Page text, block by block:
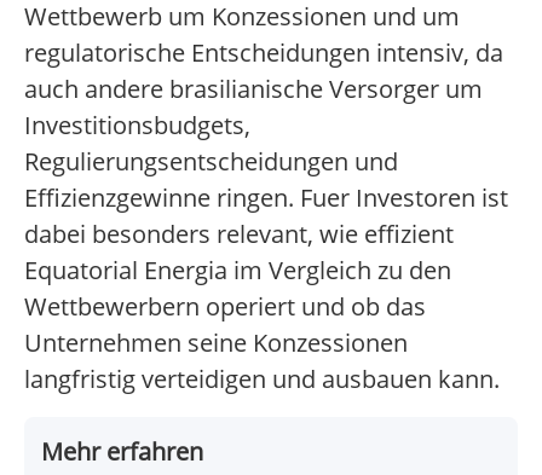
Wettbewerb um Konzessionen und um
regulatorische Entscheidungen intensiv, da
auch andere brasilianische Versorger um
Investitionsbudgets,
Regulierungsentscheidungen und
Effizienzgewinne ringen. Fuer Investoren ist
dabei besonders relevant, wie effizient
Equatorial Energia im Vergleich zu den
Wettbewerbern operiert und ob das
Unternehmen seine Konzessionen
langfristig verteidigen und ausbauen kann.
Mehr erfahren